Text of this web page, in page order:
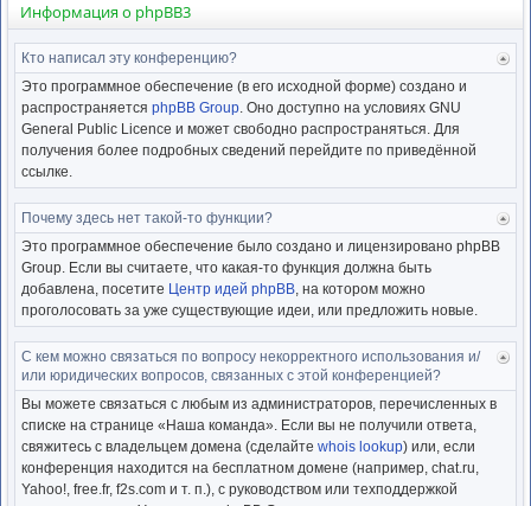
Информация о phpBB3
Кто написал эту конференцию?
Это программное обеспечение (в его исходной форме) создано и
распространяется phpBB Group. Оно доступно на условиях GNU
General Public Licence и может свободно распространяться. Для
получения более подробных сведений перейдите по приведённой
ссылке.
к
Почему здесь нет такой-то функции?
Это программное обеспечение было создано и лицензировано phpBB
Group. Если вы считаете, что какая-то функция должна быть
добавлена, посетите Центр идей phpBB, на котором можно
проголосовать за уже существующие идеи, или предложить новые.
С кем можно связаться по вопросу некорректного использования и/
или юридических вопросов, связанных с этой конференцией?
Вы можете связаться с любым из администраторов, перечисленных в
списке на странице «Наша команда». Если вы не получили ответа,
свяжитесь с владельцем домена (сделайте whois lookup) или, если
конференция находится на бесплатном домене (например, chat.ru,
Yahoo!, free.fr, f2s.com и т. п.), с руководством или техподдержкой